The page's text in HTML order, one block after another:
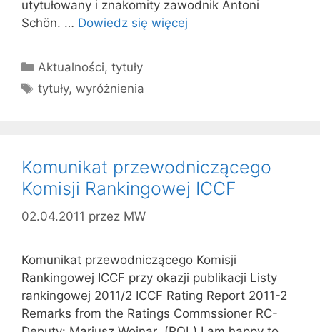
utytułowany i znakomity zawodnik Antoni
Schön. … Dowiedz się więcej
Kategorie
Aktualności,tytuły
Tagi
tytuły,wyróżnienia
Komunikat przewodniczącego
Komisji Rankingowej ICCF
02.04.2011 przez MW
Komunikat przewodniczącego Komisji
Rankingowej ICCF przy okazji publikacji Listy
rankingowej 2011/2 ICCF Rating Report 2011-2
Remarks from the Ratings Commssioner RC-